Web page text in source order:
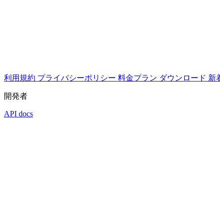
利用規約 プライバシーポリシー 料金プラン ダウンロード 新
開発者
API docs